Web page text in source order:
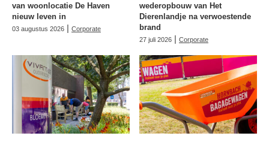
van woonlocatie De Haven
nieuw leven in
03 augustus 2026 | Corporate
wederopbouw van Het
Dierenlandje na verwoestende
brand
27 juli 2026 | Corporate